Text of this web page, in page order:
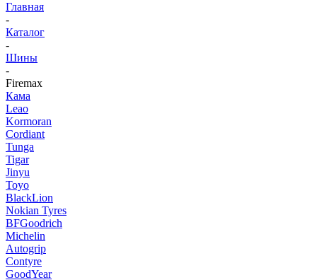
Главная
-
Каталог
-
Шины
-
Firemax
Кама
Leao
Kormoran
Cordiant
Tunga
Tigar
Jinyu
Toyo
BlackLion
Nokian Tyres
BFGoodrich
Michelin
Autogrip
Contyre
GoodYear